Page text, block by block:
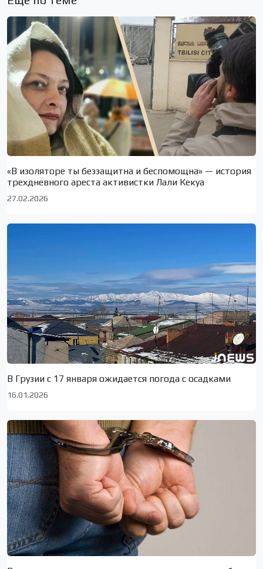
«В изоляторе ты беззащитна и беспомощна» — история
трехдневного ареста активистки Лали Кекуа
27.02.2026
В Грузии с 17 января ожидается погода с осадками
16.01.2026